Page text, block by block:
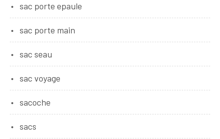
sac porte epaule
sac porte main
sac seau
sac voyage
sacoche
sacs